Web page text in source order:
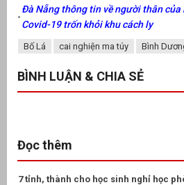
Đà Nẵng thông tin về người thân của
Covid-19 trốn khỏi khu cách ly
Bố Lá cai nghiện ma túy Bình
BÌNH LUẬN & CHIA SẺ
Đọc thêm
7 tỉnh, thành cho học sinh nghỉ học